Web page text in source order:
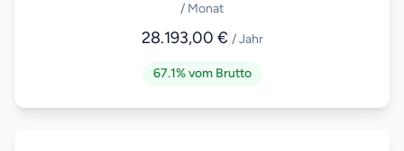
/ Monat
28.193,00 € / Jahr
67.1%vom Brutto